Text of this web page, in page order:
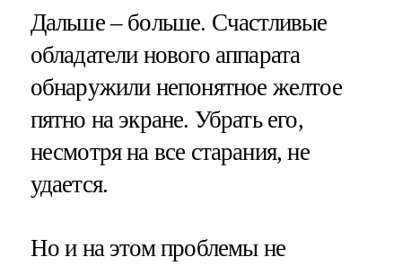
Дальше – больше. Счастливые
обладатели нового аппарата
обнаружили непонятное желтое
пятно на экране. Убрать его,
несмотря на все старания, не
удается.
Но и на этом проблемы не